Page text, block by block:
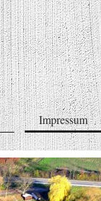
Impressum